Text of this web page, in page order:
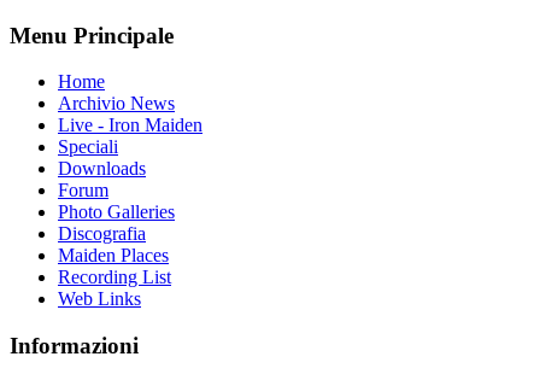
Menu Principale
Home
Archivio News
Live - Iron Maiden
Speciali
Downloads
Forum
Photo Galleries
Discografia
Maiden Places
Recording List
Web Links
Informazioni